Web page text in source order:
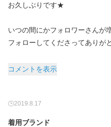
お久しぶりです★
いつの間にかフォロワーさんが
フォローしてくださってありが
コメントを表示
2019.8.17
着用ブランド